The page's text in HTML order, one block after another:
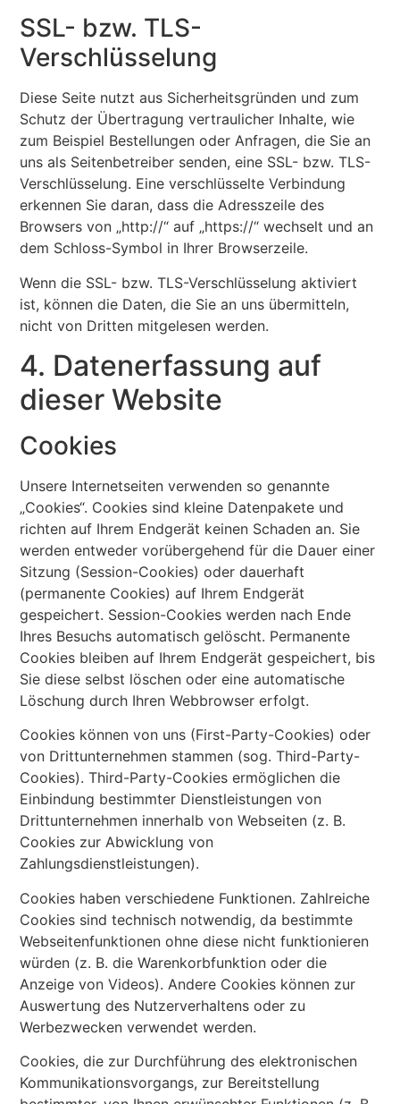
SSL- bzw. TLS-
Verschlüsselung
Diese Seite nutzt aus Sicherheitsgründen und zum
Schutz der Übertragung vertraulicher Inhalte, wie
zum Beispiel Bestellungen oder Anfragen, die Sie an
uns als Seitenbetreiber senden, eine SSL- bzw. TLS-
Verschlüsselung. Eine verschlüsselte Verbindung
erkennen Sie daran, dass die Adresszeile des
Browsers von „http://“ auf „https://“ wechselt und an
dem Schloss-Symbol in Ihrer Browserzeile.
Wenn die SSL- bzw. TLS-Verschlüsselung aktiviert
ist, können die Daten, die Sie an uns übermitteln,
nicht von Dritten mitgelesen werden.
4. Datenerfassung auf
dieser Website
Cookies
Unsere Internetseiten verwenden so genannte
„Cookies“. Cookies sind kleine Datenpakete und
richten auf Ihrem Endgerät keinen Schaden an. Sie
werden entweder vorübergehend für die Dauer einer
Sitzung (Session-Cookies) oder dauerhaft
(permanente Cookies) auf Ihrem Endgerät
gespeichert. Session-Cookies werden nach Ende
Ihres Besuchs automatisch gelöscht. Permanente
Cookies bleiben auf Ihrem Endgerät gespeichert, bis
Sie diese selbst löschen oder eine automatische
Löschung durch Ihren Webbrowser erfolgt.
Cookies können von uns (First-Party-Cookies) oder
von Drittunternehmen stammen (sog. Third-Party-
Cookies). Third-Party-Cookies ermöglichen die
Einbindung bestimmter Dienstleistungen von
Drittunternehmen innerhalb von Webseiten (z. B.
Cookies zur Abwicklung von
Zahlungsdienstleistungen).
Cookies haben verschiedene Funktionen. Zahlreiche
Cookies sind technisch notwendig, da bestimmte
Webseitenfunktionen ohne diese nicht funktionieren
würden (z. B. die Warenkorbfunktion oder die
Anzeige von Videos). Andere Cookies können zur
Auswertung des Nutzerverhaltens oder zu
Werbezwecken verwendet werden.
Cookies, die zur Durchführung des elektronischen
Kommunikationsvorgangs, zur Bereitstellung